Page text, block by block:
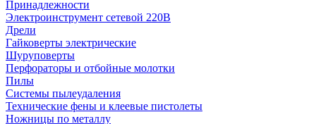
Принадлежности
Электроинструмент сетевой 220В
Дрели
Гайковерты электрические
Шуруповерты
Перфораторы и отбойные молотки
Пилы
Системы пылеудаления
Технические фены и клеевые пистолеты
Ножницы по металлу